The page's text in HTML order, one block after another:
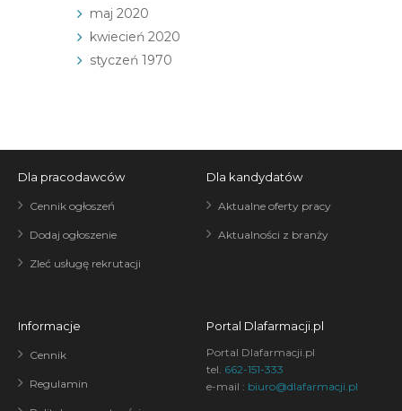
maj 2020
kwiecień 2020
styczeń 1970
Dla pracodawców
Cennik ogłoszeń
Dodaj ogłoszenie
Zleć usługę rekrutacji
Dla kandydatów
Aktualne oferty pracy
Aktualności z branży
Informacje
Cennik
Regulamin
Portal Dlafarmacji.pl
Portal Dlafarmacji.pl
tel. 662-151-333
e-mail : biuro@dlafarmacji.pl